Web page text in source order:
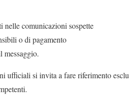
comunicazioni sospette
o di pagamento
messaggio.
ufficiali si invita a fare riferimento